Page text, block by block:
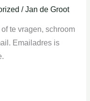
/Jan de Groot
te vragen, schroom
Emailadres is